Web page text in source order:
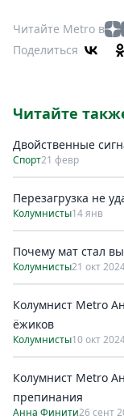
Читайте Metro в
Поделиться
Читайте
Двойственные
Спорт21 февр
Перезагрузка не
Колумнисты14 янв
Почему мат стал
Колумнисты21 окт
Колумнист Metro
ёжиков
Колумнисты10 окт
Колумнист Metro
препинания
Анна Финити26 сент